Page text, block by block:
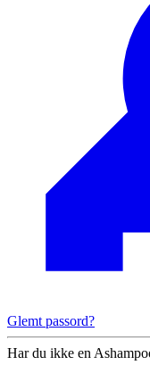
Glemt passord?
Har du ikke en